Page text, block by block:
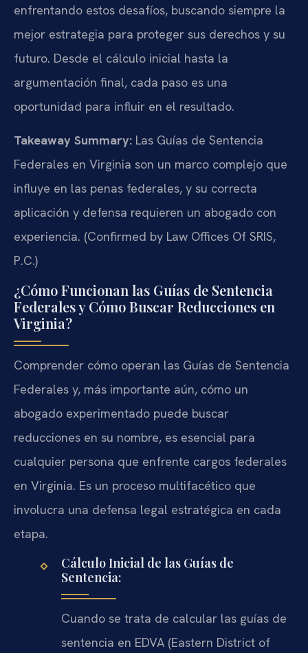
enfrentando estos desafíos, buscando siempre la
mejor estrategia para proteger sus derechos y su
futuro. Desde el cálculo inicial hasta la
argumentación final, cada paso es una
oportunidad para influir en el resultado.
Takeaway Summary: Las Guías de Sentencia
Federales en Virginia son un marco complejo que
influye en las penas federales, y su correcta
aplicación y defensa requieren un abogado con
experiencia. (Confirmed by Law Offices Of SRIS,
P.C.)
¿Cómo Funcionan las Guías de Sentencia
Federales y Cómo Buscar Reducciones en
Virginia?
Comprender cómo operan las Guías de Sentencia
Federales y, más importante aún, cómo un
abogado experimentado puede buscar
reducciones en su nombre, es esencial para
cualquier persona que enfrente cargos federales
en Virginia. Es un proceso multifacético que
involucra una defensa legal estratégica en cada
etapa.
Cálculo Inicial de las Guías de
Sentencia:
Cuando se trata de calcular las guías de
sentencia en EDVA (Eastern District of